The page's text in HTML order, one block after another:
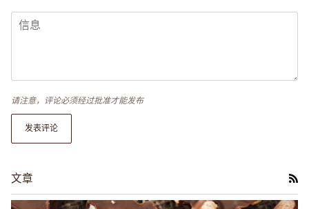
请注意，评论必须经过批准才能发布
发表评论
文章